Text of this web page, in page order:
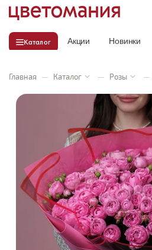
Каталог Акции Новинки
Главная — Каталог — Розы —